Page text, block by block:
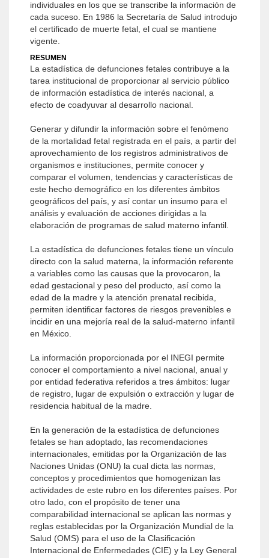
individuales en los que se transcribe la información de
cada suceso. En 1986 la Secretaría de Salud introdujo
el certificado de muerte fetal, el cual se mantiene
vigente.
RESUMEN
La estadística de defunciones fetales contribuye a la
tarea institucional de proporcionar al servicio público
de información estadística de interés nacional, a
efecto de coadyuvar al desarrollo nacional.
Generar y difundir la información sobre el fenómeno
de la mortalidad fetal registrada en el país, a partir del
aprovechamiento de los registros administrativos de
organismos e instituciones, permite conocer y
comparar el volumen, tendencias y características de
este hecho demográfico en los diferentes ámbitos
geográficos del país, y así contar un insumo para el
análisis y evaluación de acciones dirigidas a la
elaboración de programas de salud materno infantil.
La estadística de defunciones fetales tiene un vínculo
directo con la salud materna, la información referente
a variables como las causas que la provocaron, la
edad gestacional y peso del producto, así como la
edad de la madre y la atención prenatal recibida,
permiten identificar factores de riesgos prevenibles e
incidir en una mejoría real de la salud-materno infantil
en México.
La información proporcionada por el INEGI permite
conocer el comportamiento a nivel nacional, anual y
por entidad federativa referidos a tres ámbitos: lugar
de registro, lugar de expulsión o extracción y lugar de
residencia habitual de la madre.
En la generación de la estadística de defunciones
fetales se han adoptado, las recomendaciones
internacionales, emitidas por la Organización de las
Naciones Unidas (ONU) la cual dicta las normas,
conceptos y procedimientos que homogenizan las
actividades de este rubro en los diferentes países. Por
otro lado, con el propósito de tener una
comparabilidad internacional se aplican las normas y
reglas establecidas por la Organización Mundial de la
Salud (OMS) para el uso de la Clasificación
Internacional de Enfermedades (CIE) y la Ley General